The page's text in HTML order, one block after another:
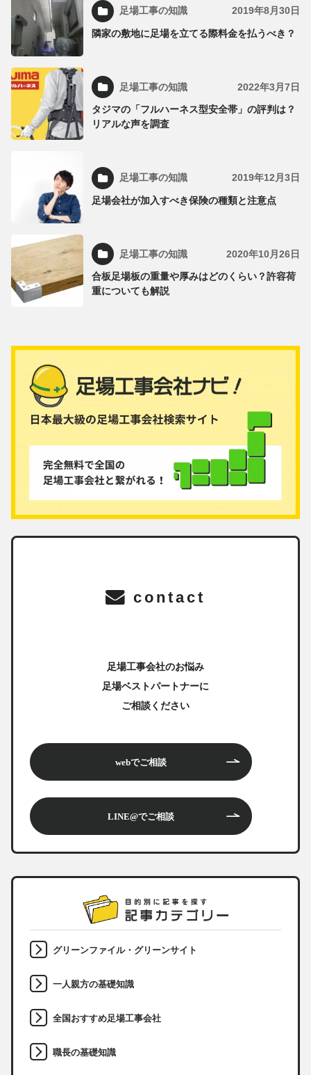
足場工事の知識 2019年8月30日
隣家の敷地に足場を立てる際料金を払うべき？
足場工事の知識 2022年3月7日
タジマの「フルハーネス型安全帯」の評判は？
リアルな声を調査
足場工事の知識 2019年12月3日
足場会社が加入すべき保険の種類と注意点
足場工事の知識 2020年10月26日
合板足場板の重量や厚みはどのくらい？許容荷
重についても解説
contact
足場工事会社のお悩み
足場ベストパートナーに
ご相談ください
webでご相談
LINE@でご相談
グリーンファイル・グリーンサイト
一人親方の基礎知識
全国おすすめ足場工事会社
職長の基礎知識